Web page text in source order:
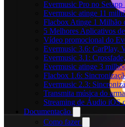
Evermusic Pro no
Evermusic atinge 11
Flacbox Atinge 1 Milhão
5 Melhores Aplicativos
Vídeo promocional do
Evermusic 3.6: CarPlay,
Evermusic 3.1:
Evermusic atinge 3
Flacbox 1.6:
Evermusic 2.3:
Transmita música do
Streaming de Áudio iOS
Documentação
Como fazer